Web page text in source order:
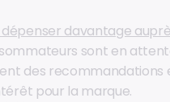
davantage
sont en
des recommandations
pour la marque.